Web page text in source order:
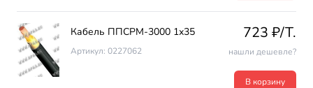
Кабель ППСРМ-3000 1х35
Артикул: 0227062
723 ₽/T.
нашли дешевле?
В корзину